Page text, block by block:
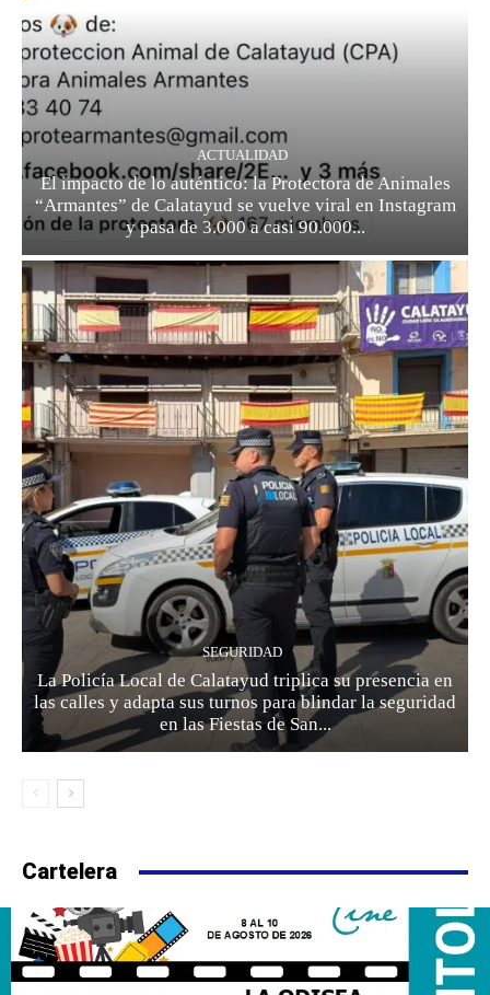
ACTUALIDAD
El impacto de lo auténtico: la Protectora de Animales
“Armantes” de Calatayud se vuelve viral en Instagram
y pasa de 3.000 a casi 90.000...
SEGURIDAD
La Policía Local de Calatayud triplica su presencia en
las calles y adapta sus turnos para blindar la seguridad
en las Fiestas de San...
Cartelera